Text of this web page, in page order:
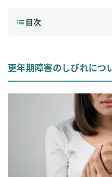
目次
水素吸入が更年期障害の
水素吸入が末梢の血流を改
水素水が神経へのダメージ
更年期障害のしびれにつ